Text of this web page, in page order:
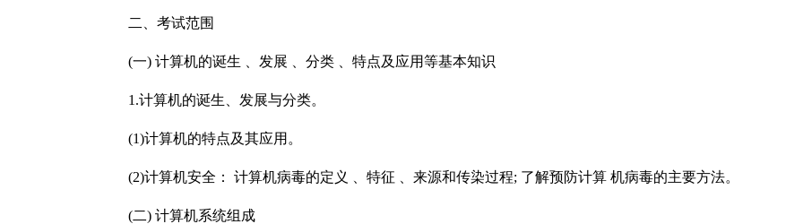
二、考试范围
(一) 计算机的诞生 、发展 、分类 、特点及应用等基本知识
1.计算机的诞生、发展与分类。
(1)计算机的特点及其应用。
(2)计算机安全： 计算机病毒的定义 、特征 、来源和传染过程; 了解预防计算 机病毒的主要方法。
(二) 计算机系统组成